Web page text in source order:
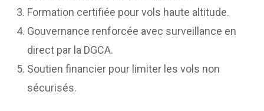
Formation certifiée pour vols haute altitude.
Gouvernance renforcée avec surveillance en
direct par la DGCA.
Soutien financier pour limiter les vols non
sécurisés.